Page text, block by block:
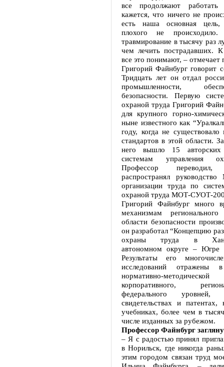
все продолжают
кажется, что ничего не
есть наша основная
плохого не происходило.
травмирование в тысячу раз
чем лечить пострадавших.
все это понимают, – отмечает
Григорий Файнбург говорит
Тридцать лет он отдал
промышленности,
безопасности. Первую
охраной труда Григорий
для крупного горно-
ныне известного как
году, когда не
стандартов в этой области.
него вышло 15 авторских
системам управления
Профессор
распространял
организации труда по
охраной труда МОТ-СУОТ-
Григорий Файнбург много
механизмам
области безопасности
он разработал “Концепцию
охраны труда в
автономном округе – Югре
Результаты его
исследований отражены
нормативно-
корпоративного,
федерального
свидетельствах и
учебниках, более чем в
числе изданных за рубежом.
Профессор Файнбург
– Я с радостью принял
в Норильск, где никогда
этим городом связан труд